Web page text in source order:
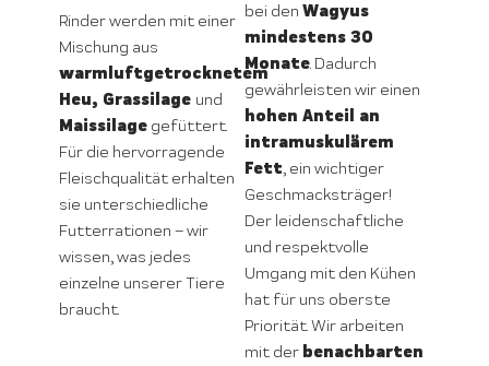
Rinder werden mit einer
Mischung aus
warmluftgetrocknetem
Heu, Grassilage und
Maissilagegefüttert.
Für die hervorragende
Fleischqualität erhalten
sie unterschiedliche
Futterrationen – wir
wissen, was jedes
einzelne unserer Tiere
braucht.
bei den Wagyus
mindestens 30
Monate. Dadurch
gewährleisten wir einen
hohen Anteil an
intramuskulärem
Fett, ein wichtiger
Geschmacksträger!
Der leidenschaftliche
und respektvolle
Umgang mit den Kühen
hat für uns oberste
Priorität. Wir arbeiten
mit der benachbarten